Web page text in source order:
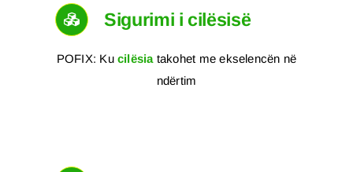
Sigurimi i cilësisë
POFIX: Kucilësia takohet me ekselencën në
ndërtim